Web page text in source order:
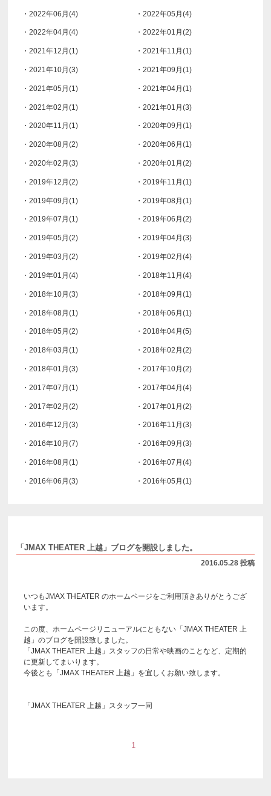
・2022年06月(4) ・2022年05月(4)
・2022年04月(4) ・2022年01月(2)
・2021年12月(1) ・2021年11月(1)
・2021年10月(3) ・2021年09月(1)
・2021年05月(1) ・2021年04月(1)
・2021年02月(1) ・2021年01月(3)
・2020年11月(1) ・2020年09月(1)
・2020年08月(2) ・2020年06月(1)
・2020年02月(3) ・2020年01月(2)
・2019年12月(2) ・2019年11月(1)
・2019年09月(1) ・2019年08月(1)
・2019年07月(1) ・2019年06月(2)
・2019年05月(2) ・2019年04月(3)
・2019年03月(2) ・2019年02月(4)
・2019年01月(4) ・2018年11月(4)
・2018年10月(3) ・2018年09月(1)
・2018年08月(1) ・2018年06月(1)
・2018年05月(2) ・2018年04月(5)
・2018年03月(1) ・2018年02月(2)
・2018年01月(3) ・2017年10月(2)
・2017年07月(1) ・2017年04月(4)
・2017年02月(2) ・2017年01月(2)
・2016年12月(3) ・2016年11月(3)
・2016年10月(7) ・2016年09月(3)
・2016年08月(1) ・2016年07月(4)
・2016年06月(3) ・2016年05月(1)
「JMAX THEATER 上越」ブログを開設しました。
2016.05.28 投稿
いつもJMAX THEATER のホームページをご利用頂きありがとうござ
います。
この度、ホームページリニューアルにともない「JMAX THEATER 上
越」のブログを開設致しました。
「JMAX THEATER 上越」スタッフの日常や映画のことなど、定期的
に更新してまいります。
今後とも「JMAX THEATER 上越」を宜しくお願い致します。
「JMAX THEATER 上越」スタッフ一同
1